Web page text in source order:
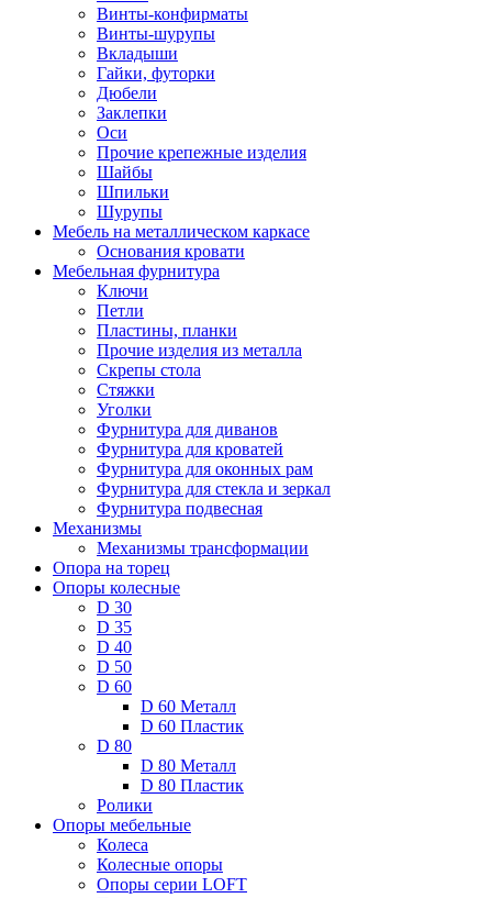
Винты-конфирматы
Винты-шурупы
Вкладыши
Гайки, футорки
Дюбели
Заклепки
Оси
Прочие крепежные изделия
Шайбы
Шпильки
Шурупы
Мебель на металлическом каркасе
Основания кровати
Мебельная фурнитура
Ключи
Петли
Пластины, планки
Прочие изделия из металла
Скрепы стола
Стяжки
Уголки
Фурнитура для диванов
Фурнитура для кроватей
Фурнитура для оконных рам
Фурнитура для стекла и зеркал
Фурнитура подвесная
Механизмы
Механизмы трансформации
Опора на торец
Опоры колесные
D 30
D 35
D 40
D 50
D 60
D 60 Металл
D 60 Пластик
D 80
D 80 Металл
D 80 Пластик
Ролики
Опоры мебельные
Колеса
Колесные опоры
Опоры серии LOFT